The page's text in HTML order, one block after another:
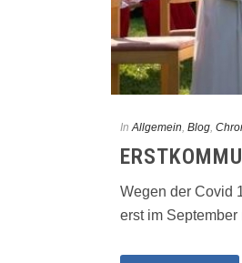
In Allgemein, Blog,
Wegen der Covid
erst im